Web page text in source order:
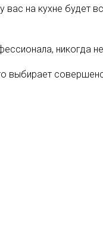
вас на кухне
никогда
выбирает